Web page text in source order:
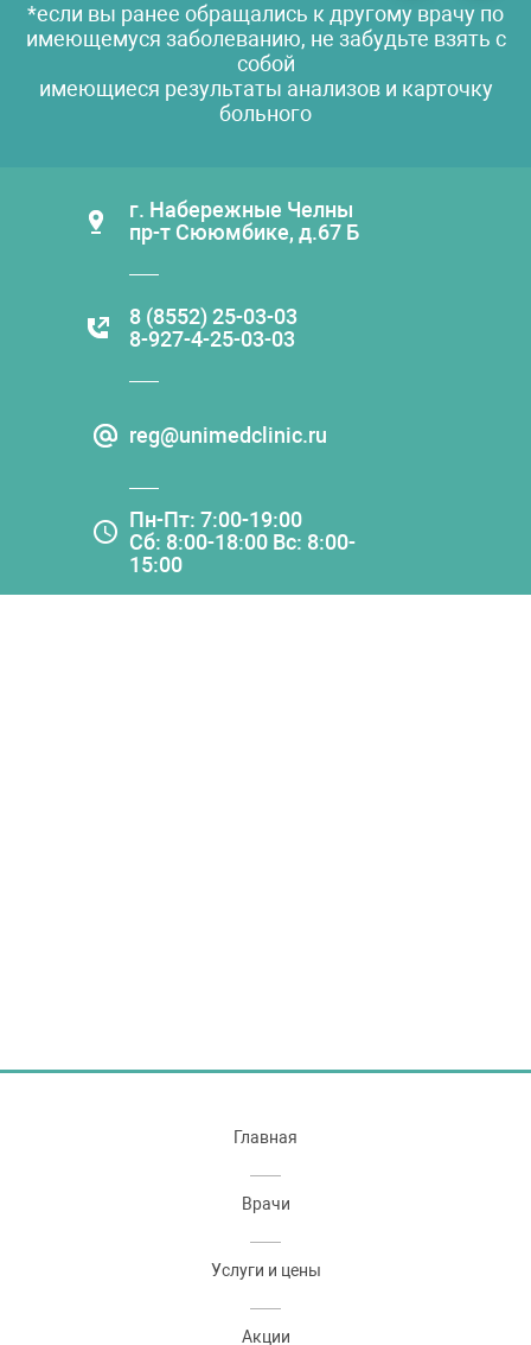
*если вы ранее обращались к другому врачу по
имеющемуся заболеванию, не забудьте взять с
собой
имеющиеся результаты анализов и карточку
больного
г. Набережные Челны
пр-т Сююмбике, д.67 Б
8 (8552) 25-03-03
8-927-4-25-03-03
reg@unimedclinic.ru
Пн-Пт: 7:00-19:00
Сб: 8:00-18:00 Вс: 8:00-
15:00
Главная
Врачи
Услуги и цены
Акции